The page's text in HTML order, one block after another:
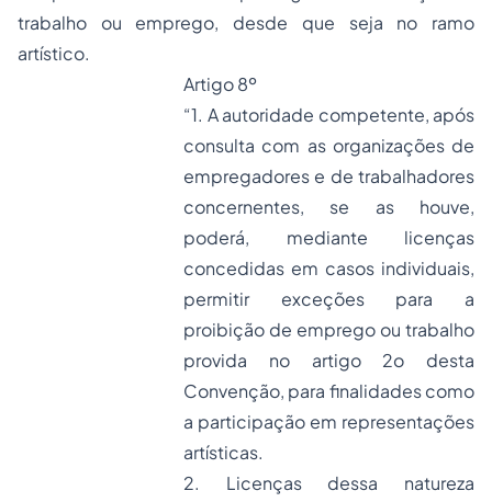
trabalho ou emprego, desde que seja no ramo
artístico.
Artigo 8º
“1. A autoridade competente, após
consulta com as organizações de
empregadores e de trabalhadores
concernentes, se as houve,
poderá, mediante licenças
concedidas em casos individuais,
permitir exceções para a
proibição de emprego ou trabalho
provida no artigo 2o desta
Convenção, para finalidades como
a participação em representações
artísticas.
2. Licenças dessa natureza